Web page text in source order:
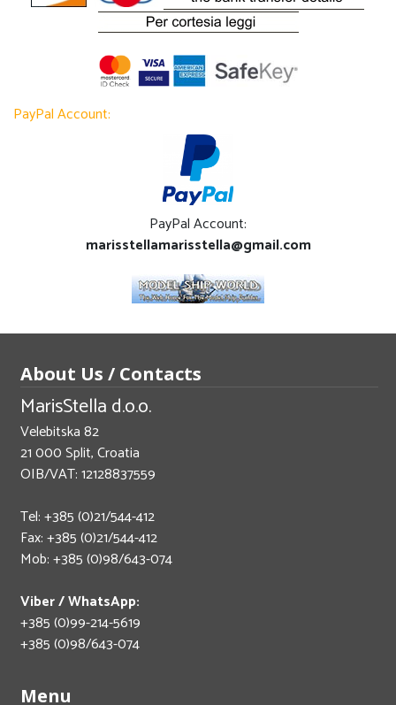
PayPal Account:
PayPal Account:
marisstellamarisstella@gmail.com
About Us / Contacts
MarisStella d.o.o.
Velebitska 82
21 000 Split, Croatia
OIB/VAT: 12128837559
Tel: +385 (0)21/544-412
Fax: +385 (0)21/544-412
Mob: +385 (0)98/643-074
Viber / WhatsApp:
+385 (0)99-214-5619
+385 (0)98/643-074
Menu